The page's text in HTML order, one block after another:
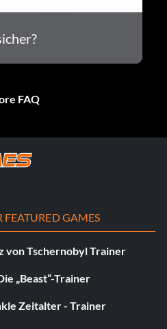
FAQ
FEATURED GAMES
von Tschernobyl Trainer
„Beast“-Trainer
Zeitalter - Trainer